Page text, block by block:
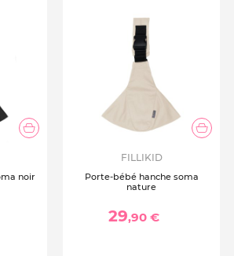
jusqu’à 90 cm
avec boucle
sangle en nylon robuste
promenades, voyages, trajets
noir
FILLIKID
Porte-bébé hanche soma
nature
29,90 €